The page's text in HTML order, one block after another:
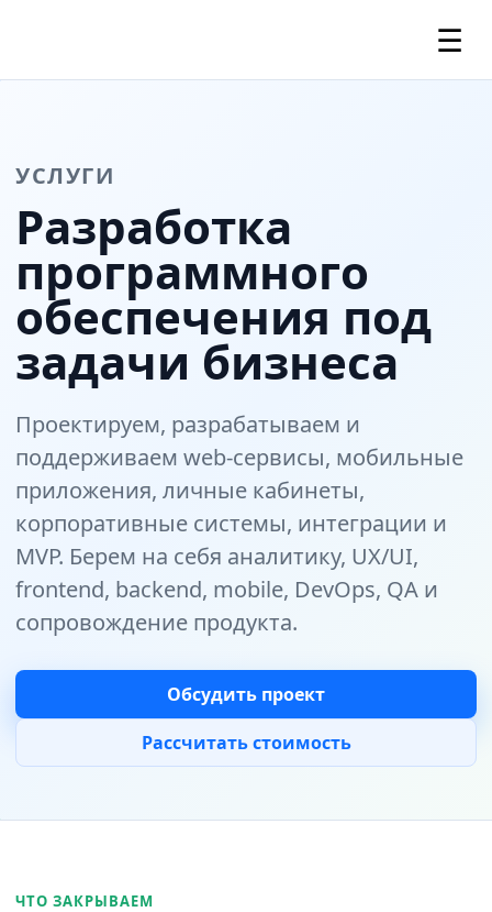
☰
УСЛУГИ
Разработка
программного
обеспечения под
задачи бизнеса
Проектируем, разрабатываем и
поддерживаем web-сервисы, мобильные
приложения, личные кабинеты,
корпоративные системы, интеграции и
MVP. Берем на себя аналитику, UX/UI,
frontend, backend, mobile, DevOps, QA и
сопровождение продукта.
Обсудить проект
Рассчитать стоимость
ЧТО ЗАКРЫВАЕМ